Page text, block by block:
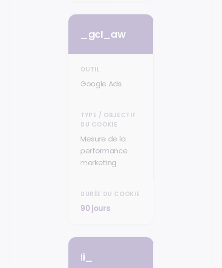
_gcl_aw
Google Ads
Mesure de la
performance
marketing
90 jours
li_